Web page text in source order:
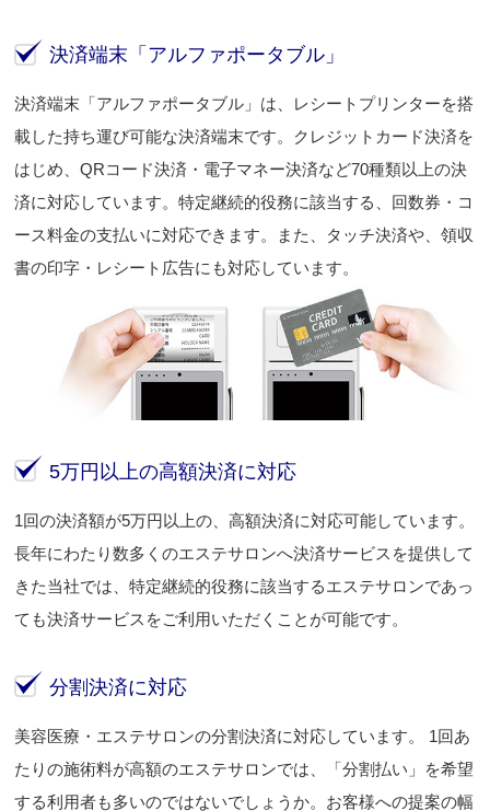
決済端末「アルファポータブル」
決済端末「アルファポータブル」は、レシートプリンターを搭
載した持ち運び可能な決済端末です。クレジットカード決済を
はじめ、QRコード決済・電子マネー決済など70種類以上の決
済に対応しています。特定継続的役務に該当する、回数券・コ
ース料金の支払いに対応できます。また、タッチ決済や、領収
書の印字・レシート広告にも対応しています。
5万円以上の高額決済に対応
1回の決済額が5万円以上の、高額決済に対応可能しています。
長年にわたり数多くのエステサロンへ決済サービスを提供して
きた当社では、特定継続的役務に該当するエステサロンであっ
ても決済サービスをご利用いただくことが可能です。
分割決済に対応
美容医療・エステサロンの分割決済に対応しています。 1回あ
たりの施術料が高額のエステサロンでは、「分割払い」を希望
する利用者も多いのではないでしょうか。お客様への提案の幅